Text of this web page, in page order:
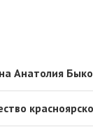
Анатолия